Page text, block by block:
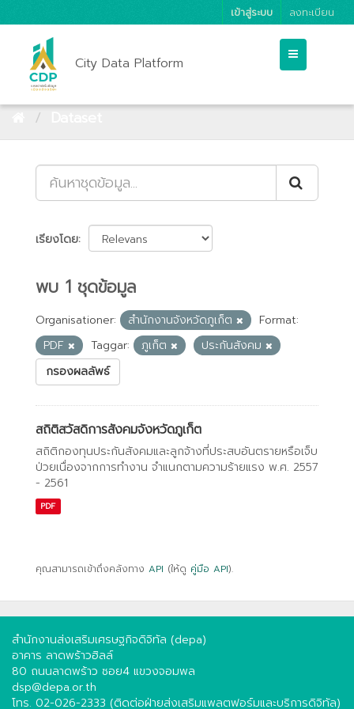
เข้าสู่ระบบ ลงทะเบียน
City Data Platform
เรียงโดย
พบ 1 ชุดข้อมูล
Organisationer: สำนักงานจังหวัดภูเก็ต
Format:
PDF
Taggar: ภูเก็ต
ประกันสังคม
กรองผลลัพธ์
สถิติสวัสดิการสังคมจังหวัดภูเก็ต
สถิติกองทุนประกันสังคมและลูกจ้างที่ประสบอันตรายหรือเจ็บ
ป่วยเนื่องจากการทํางาน จําแนกตามความร้ายแรง พ.ศ. 2557
- 2561
PDF
คุณสามารถเข้าถึงคลังทาง API (ให้ดู คู่มือ API).
สำนักงานส่งเสริมเศรษฐกิจดิจิทัล (depa)
อาคาร ลาดพร้าวฮิลล์
80 ถนนลาดพร้าว ซอย4 แขวงจอมพล
dsp@depa.or.th
โทร. 02-026-2333 (ติดต่อฝ่ายส่งเสริมแพลตฟอร์มและบริการดิจิทัล)